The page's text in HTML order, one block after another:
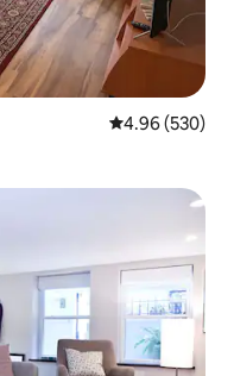
औसत रेटिंग 5 में से
4.96 (530)